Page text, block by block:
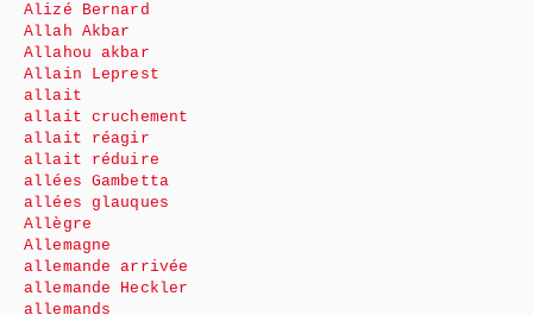
Alizé Bernard
Allah Akbar
Allahou akbar
Allain Leprest
allait
allait cruchement
allait réagir
allait réduire
allées Gambetta
allées glauques
Allègre
Allemagne
allemande arrivée
allemande Heckler
allemands